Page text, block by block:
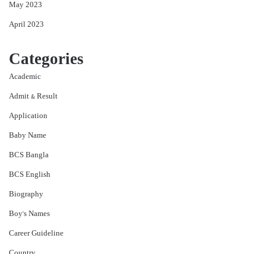
May 2023
April 2023
Categories
Academic
Admit & Result
Application
Baby Name
BCS Bangla
BCS English
Biography
Boy's Names
Career Guideline